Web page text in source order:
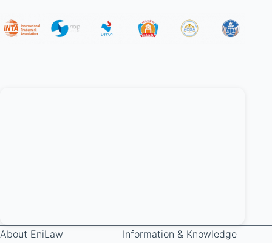
About EniLaw
Information & Knowledge